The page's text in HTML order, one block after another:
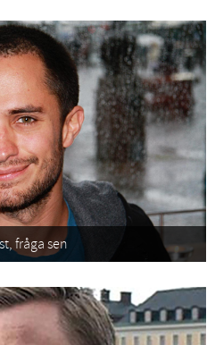
fråga sen